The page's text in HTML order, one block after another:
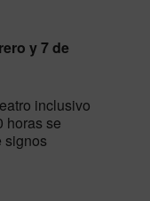
y 7 de
inclusivo
horas se
signos